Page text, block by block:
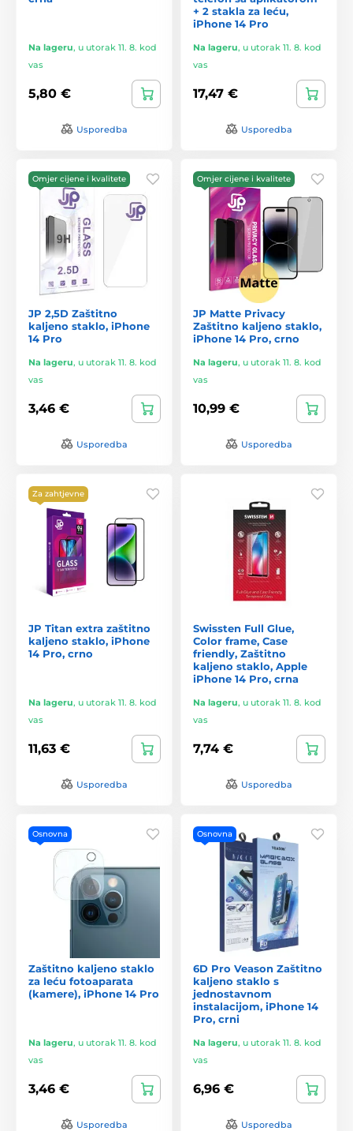
Na lageru, u utorak 11. 8. kod
vas
5,80 €
Usporedba
+ 2 stakla za leću,
iPhone 14 Pro
Na lageru, u utorak 11. 8. kod
vas
17,47 €
Usporedba
Omjer cijene i kvalitete
JP 2,5D Zaštitno
kaljeno staklo, iPhone
14 Pro
Na lageru, u utorak 11. 8. kod
vas
3,46 €
Usporedba
Omjer cijene i kvalitete
JP Matte Privacy
Zaštitno kaljeno staklo,
iPhone 14 Pro, crno
Na lageru, u utorak 11. 8. kod
vas
10,99 €
Usporedba
Za zahtjevne
JP Titan extra zaštitno
kaljeno staklo, iPhone
14 Pro, crno
Na lageru, u utorak 11. 8. kod
vas
11,63 €
Usporedba
Swissten Full Glue,
Color frame, Case
friendly, Zaštitno
kaljeno staklo, Apple
iPhone 14 Pro, crna
Na lageru, u utorak 11. 8. kod
vas
7,74 €
Usporedba
Osnovna
Zaštitno kaljeno staklo
za leću fotoaparata
(kamere), iPhone 14 Pro
Na lageru, u utorak 11. 8. kod
vas
3,46 €
Usporedba
Osnovna
6D Pro Veason Zaštitno
kaljeno staklo s
jednostavnom
instalacijom, iPhone 14
Pro, crni
Na lageru, u utorak 11. 8. kod
vas
6,96 €
Usporedba